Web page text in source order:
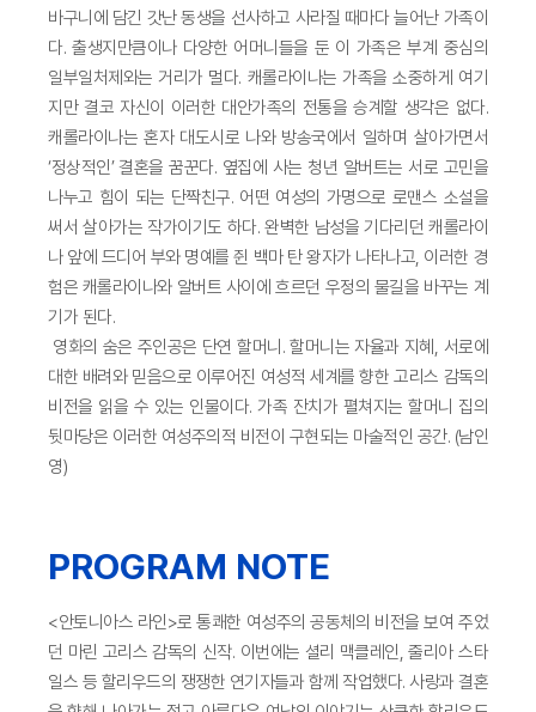
바구니에 담긴 갓난 동생을 선사하고 사라질 때마다 늘어난 가족이
다. 출생지만큼이나 다양한 어머니들을 둔 이 가족은 부계 중심의
일부일처제와는 거리가 멀다. 캐롤라이나는 가족을 소중하게 여기
지만 결코 자신이 이러한 대안가족의 전통을 승계할 생각은 없다.
캐롤라이나는 혼자 대도시로 나와 방송국에서 일하며 살아가면서
‘정상적인’ 결혼을 꿈꾼다. 옆집에 사는 청년 알버트는 서로 고민을
나누고 힘이 되는 단짝친구. 어떤 여성의 가명으로 로맨스 소설을
써서 살아가는 작가이기도 하다. 완벽한 남성을 기다리던 캐롤라이
나 앞에 드디어 부와 명예를 쥔 백마 탄 왕자가 나타나고, 이러한 경
험은 캐롤라이나와 알버트 사이에 흐르던 우정의 물길을 바꾸는 계
기가 된다.
영화의 숨은 주인공은 단연 할머니. 할머니는 자율과 지혜, 서로에
대한 배려와 믿음으로 이루어진 여성적 세계를 향한 고리스 감독의
비전을 읽을 수 있는 인물이다. 가족 잔치가 펼쳐지는 할머니 집의
뒷마당은 이러한 여성주의적 비전이 구현되는 마술적인 공간. (남인
영)
PROGRAM NOTE
<안토니아스 라인>로 통쾌한 여성주의 공동체의 비전을 보여 주었
던 마린 고리스 감독의 신작. 이번에는 셜리 맥클레인, 줄리아 스타
일스 등 할리우드의 쟁쟁한 연기자들과 함께 작업했다. 사랑과 결혼